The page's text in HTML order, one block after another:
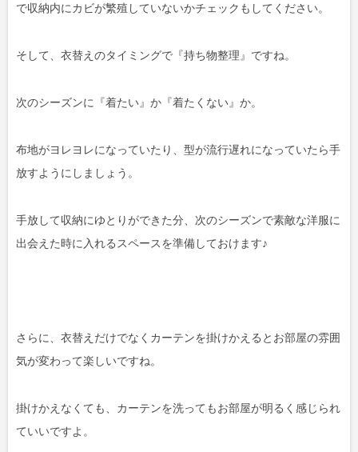
で収納内にカビが繁殖していないかチェックもしてください。
そして、衣替えのタイミングで『持ち物整理』ですね。
次のシーズンに『着たい』か『着たくない』か。
布地がヨレヨレになっていたり、型が流行遅れになっていたら手
放すようにしましょう。
手放して収納にゆとりができた分、次のシーズンで素敵な洋服に
出会えた時に入れるスペースを準備しておけます♪
さらに、衣替えだけでなくカーテンを掛けかえるとお部屋の雰囲
気が変わって楽しいですね。
掛けかえなくても、カーテンを洗ってもお部屋が明るく感じられ
ていいですよ。